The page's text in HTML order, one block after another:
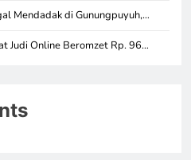
Mendadak di Gunungpuyuh,…
Judi Online Beromzet Rp. 96…